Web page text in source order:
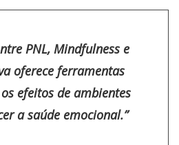
PNL, Mindfulness e
oferece ferramentas
efeitos de ambientes
a saúde emocional.”